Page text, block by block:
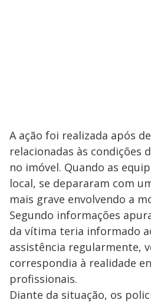
A ação foi realizada após
relacionadas às condições
no imóvel. Quando as
local, se depararam com
mais grave envolvendo a
Segundo informações
da vítima teria informado
assistência regularmente,
correspondia à realidade
profissionais.
Diante da situação, os